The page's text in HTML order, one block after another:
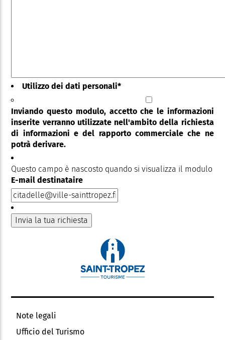
Utilizzo dei dati personali*
Inviando questo modulo, accetto che le informazioni
inserite verranno utilizzate nell'ambito della richiesta
di informazioni e del rapporto commerciale che ne
potrà derivare.
Questo campo è nascosto quando si visualizza il modulo
E-mail destinataire
Note legali
Ufficio del Turismo